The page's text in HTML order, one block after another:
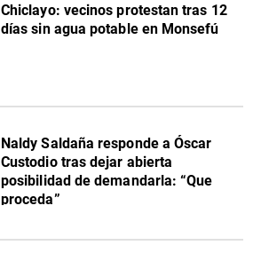
Chiclayo: vecinos protestan tras 12
días sin agua potable en Monsefú
Naldy Saldaña responde a Óscar
Custodio tras dejar abierta
posibilidad de demandarla: “Que
proceda”